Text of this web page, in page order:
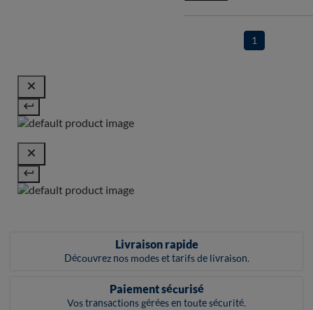
1
Livraison rapide
Découvrez nos modes et tarifs de livraison.
Paiement sécurisé
Vos transactions gérées en toute sécurité.